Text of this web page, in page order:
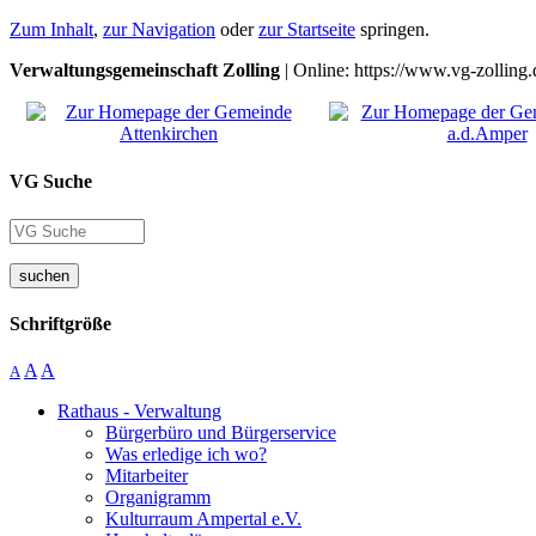
Zum Inhalt, zur Navigation oderzur Startseite springen.
Verwaltungsgemeinschaft Zolling | Online: https://www.vg-
VG Suche
suchen
Schriftgröße
A A A
Rathaus - Verwaltung
Bürgerbüro und Bürgerservice
Was erledige ich wo?
Mitarbeiter
Organigramm
Kulturraum Ampertal e.V.